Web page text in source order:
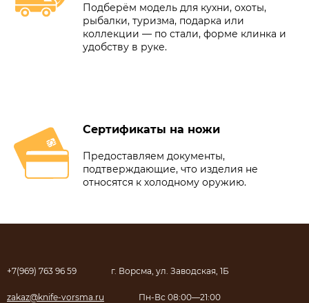
Подберём модель для кухни, охоты,
рыбалки, туризма, подарка или
коллекции — по стали, форме клинка и
удобству в руке.
Сертификаты на ножи
Предоставляем документы,
подтверждающие, что изделия не
относятся к холодному оружию.
+7(969) 763 96 59 г. Ворсма, ул. Заводская, 1Б
zakaz@knife-vorsma.ru Пн-Вс 08:00—21:00